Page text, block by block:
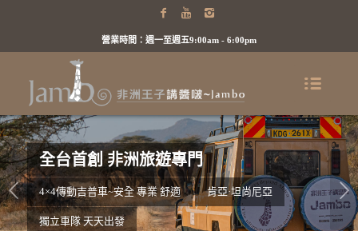
營業時間：週一至週五9:00am - 6:00pm
全台首創 非洲旅遊專門
4×4傳動吉普車~安全 專業 舒適 肯亞·坦尚尼亞
獨立車隊 天天出發
下一頁